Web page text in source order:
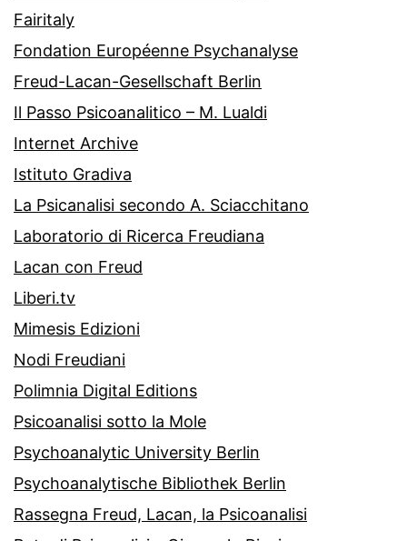
Fairitaly
Fondation Européenne Psychanalyse
Freud-Lacan-Gesellschaft Berlin
Il Passo Psicoanalitico – M. Lualdi
Internet Archive
Istituto Gradiva
La Psicanalisi secondo A. Sciacchitano
Laboratorio di Ricerca Freudiana
Lacan con Freud
Liberi.tv
Mimesis Edizioni
Nodi Freudiani
Polimnia Digital Editions
Psicoanalisi sotto la Mole
Psychoanalytic University Berlin
Psychoanalytische Bibliothek Berlin
Rassegna Freud, Lacan, la Psicoanalisi